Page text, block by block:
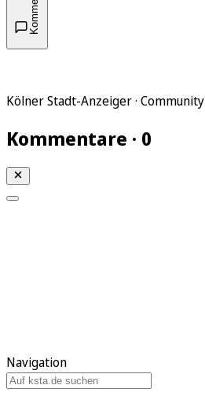
Kölner Stadt-Anzeiger · Community
Kommentare · 0
Navigation